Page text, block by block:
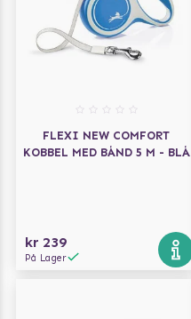
FLEXI NEW COMFORT
KOBBEL MED BÅND 5 M - BLÅ
kr 239
På Lager